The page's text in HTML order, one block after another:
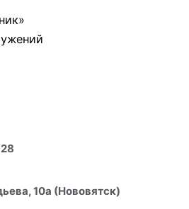
10а (Нововятск)